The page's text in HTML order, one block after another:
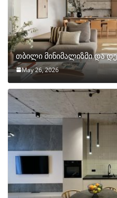
თბილი მინიმალიზმი და
May 26, 2026